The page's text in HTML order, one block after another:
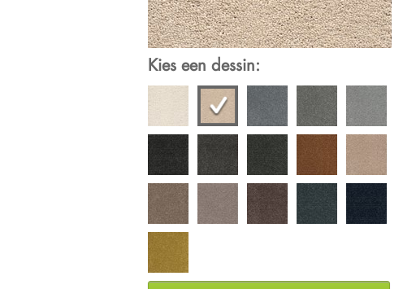
Kies een dessin: